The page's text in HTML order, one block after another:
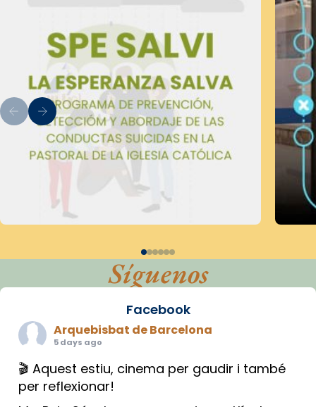
Síguenos
Facebook
Arquebisbat de Barcelona
5 days ago
🎬 Aquest estiu, cinema per gaudir i també
per reflexionar!